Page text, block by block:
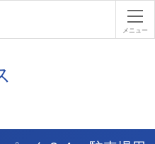
パーク２
メニュー